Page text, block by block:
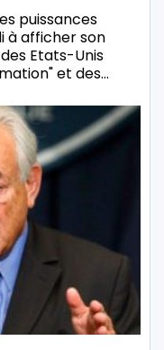
puissances
à afficher son
Etats-Unis
et des…